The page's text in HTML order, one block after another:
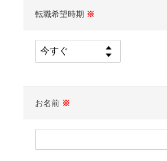
転職希望時期 ※
お名前 ※